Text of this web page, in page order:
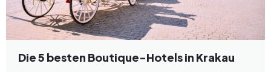
Die 5 besten Boutique-Hotels in Krakau